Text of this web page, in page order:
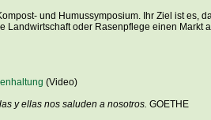
und Humussymposium. Ihr Ziel ist es,
Landwirtschaft oder Rasenpflege einen Markt
(Video)
y ellas nos saluden a nosotros. GOETHE